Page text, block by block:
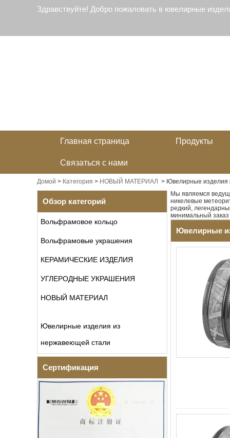
Здравствуйте! Добро пожаловать в ювелирные
Главная страница Продукты
Связаться с нами
Домой > Категория > НОВЫЙ МАТЕРИАЛ > Ювелирные изделия
Обзор категорий
Вольфрамовое кольцо
Вольфрамовые украшения
КЕРАМИЧЕСКИЕ ИЗДЕЛИЯ
УГЛЕРОДНЫЕ УКРАШЕНИЯ
НОВЫЙ МАТЕРИАЛ
Ювелирные изделия из
нержавеющей стали
Сертификация
Мы являемся
никелевые
редкий,
минимальный
Ювелирные